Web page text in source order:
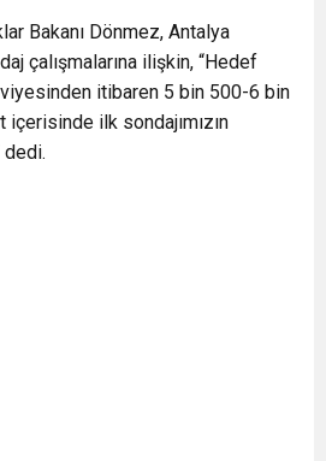
Bakanı Dönmez, Antalya
çalışmalarına ilişkin, “Hedef
itibaren 5 bin 500-6 bin
ilk sondajımızın
dedi.